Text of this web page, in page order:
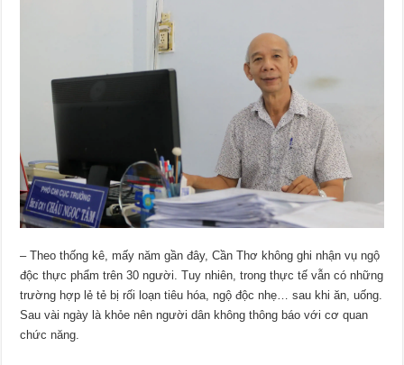
– Theo thống kê, mấy năm gần đây, Cần Thơ không ghi nhận vụ ngộ
độc thực phẩm trên 30 người. Tuy nhiên, trong thực tế vẫn có những
trường hợp lẻ tẻ bị rối loạn tiêu hóa, ngộ độc nhẹ… sau khi ăn, uống.
Sau vài ngày là khỏe nên người dân không thông báo với cơ quan
chức năng.